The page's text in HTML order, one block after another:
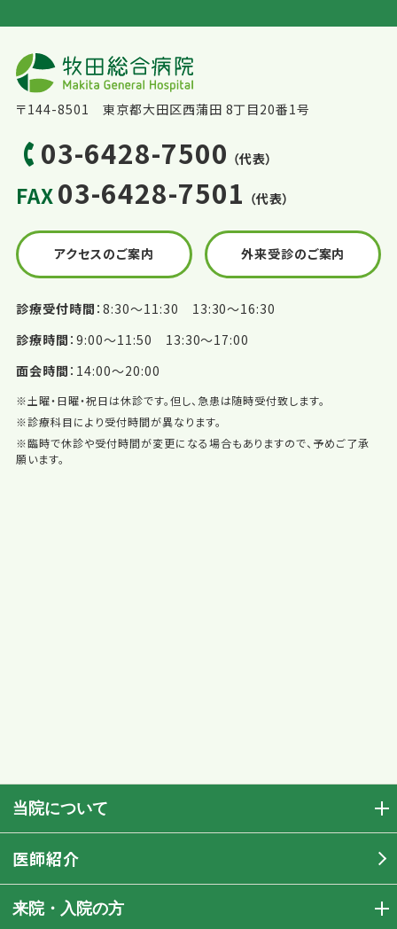
〒144-8501 東京都大田区西蒲田 8丁目20番1号
03-6428-7500 （代表）
FAX03-6428-7501 （代表）
アクセスのご案内 外来受診のご案内
診療受付時間 8:30〜11:30 13:30〜16:30
診療時間 9:00〜11:50 13:30〜17:00
面会時間 14:00〜20:00
※土曜・日曜・祝日は休診です。但し、急患は随時受付致します。
※診療科目により受付時間が異なります。
※臨時で休診や受付時間が変更になる場合もありますので、予めご了承
願います。
当院について
医師紹介
来院・入院の方